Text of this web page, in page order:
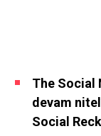
The Social
devam
Social